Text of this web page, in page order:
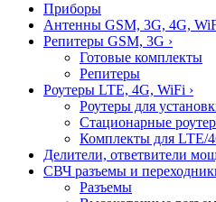
Приборы
Антенны GSM, 3G, 4G,
Репитеры GSM, 3G ›
Готовые комплекты
Репитеры
Роутеры LTE, 4G, WiFi ›
Роутеры для
Стационарные
Комплекты для LTE/
Делители, ответвители
СВЧ разъемы и
Разъемы